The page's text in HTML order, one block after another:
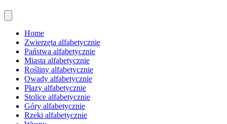
Home
Zwierzęta alfabetycznie
Państwa alfabetycznie
Miasta alfabetycznie
Rośliny alfabetycznie
Owady alfabetycznie
Płazy alfabetycznie
Stolice alfabetycznie
Góry alfabetycznie
Rzeki alfabetycznie